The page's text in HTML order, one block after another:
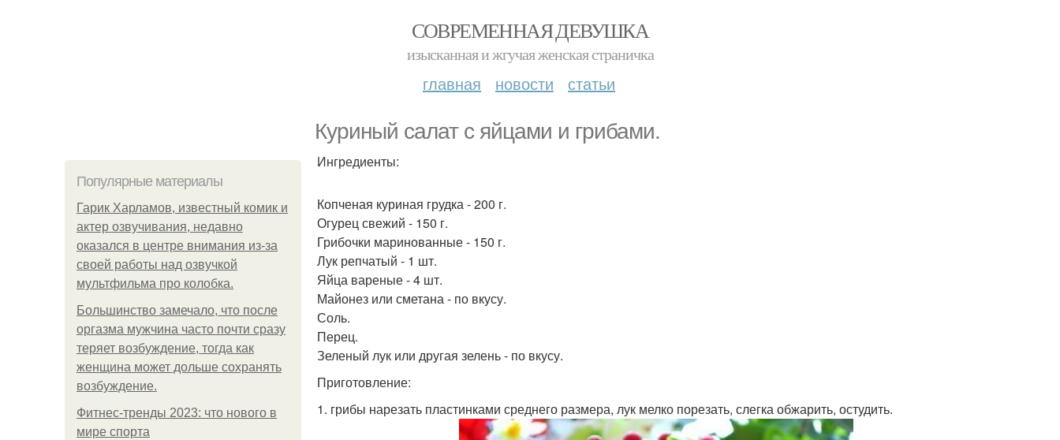
СОВРЕМЕННАЯ ДЕВУШКА
изысканная и жгучая женская страничка
главная новости статьи
Куриный салат с яйцами и грибами.
Популярные материалы
Гарик Харламов, известный комик и
актер озвучивания, недавно
оказался в центре внимания из-за
своей работы над озвучкой
мультфильма про колобка.
Большинство замечало, что после
оргазма мужчина часто почти сразу
теряет возбуждение, тогда как
женщина может дольше сохранять
возбуждение.
Фитнес-тренды 2023: что нового в
мире спорта
Ингредиенты:
Копченая куриная грудка - 200 г.
Огурец свежий - 150 г.
Грибочки маринованные - 150 г.
Лук репчатый - 1 шт.
Яйца вареные - 4 шт.
Майонез или сметана - по вкусу.
Соль.
Перец.
Зеленый лук или другая зелень - по вкусу.
Приготовление:
1. грибы нарезать пластинками среднего размера, лук мелко порезать, слегка обжарить, остудить.